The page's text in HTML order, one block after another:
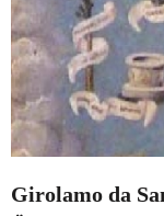
Girolamo da